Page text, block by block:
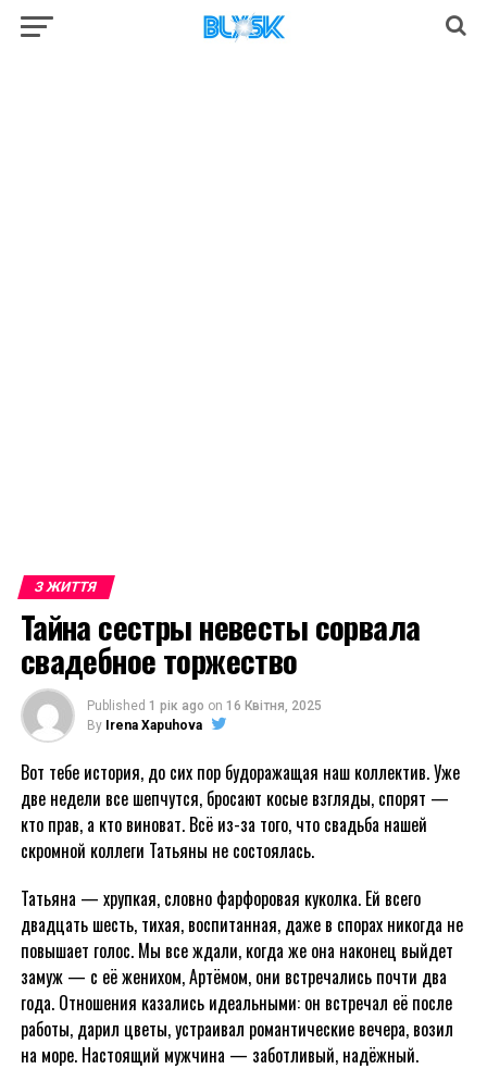
З ЖИТТЯ
Тайна сестры невесты сорвала
свадебное торжество
Published 1 рік ago on 16 Квітня, 2025
By Irena Xapuhova
Вот тебе история, до сих пор будоражащая наш коллектив. Уже
две недели все шепчутся, бросают косые взгляды, спорят —
кто прав, а кто виноват. Всё из-за того, что свадьба нашей
скромной коллеги Татьяны не состоялась.
Татьяна — хрупкая, словно фарфоровая куколка. Ей всего
двадцать шесть, тихая, воспитанная, даже в спорах никогда не
повышает голос. Мы все ждали, когда же она наконец выйдет
замуж — с её женихом, Артёмом, они встречались почти два
года. Отношения казались идеальными: он встречал её после
работы, дарил цветы, устраивал романтические вечера, возил
на море. Настоящий мужчина — заботливый, надёжный.